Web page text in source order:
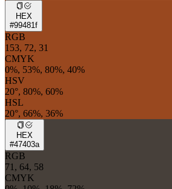
HEX
#99481f
RGB
153, 72, 31
CMYK
0%, 53%, 80%, 40%
HSV
20°, 80%, 60%
HSL
20°, 66%, 36%
HEX
#47403a
RGB
71, 64, 58
CMYK